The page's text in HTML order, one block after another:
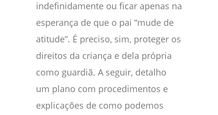
indefinidamente ou ficar apenas na
esperança de que o pai “mude de
atitude”. É preciso, sim, proteger os
direitos da criança e dela própria
como guardiã. A seguir, detalho
um plano com procedimentos e
explicações de como podemos